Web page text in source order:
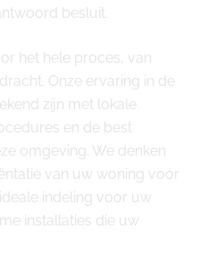
besluit.
het hele proces, van
Onze ervaring in de
zijn met lokale
en de best
omgeving. We denken
van uw woning voor
indeling voor uw
installaties die uw